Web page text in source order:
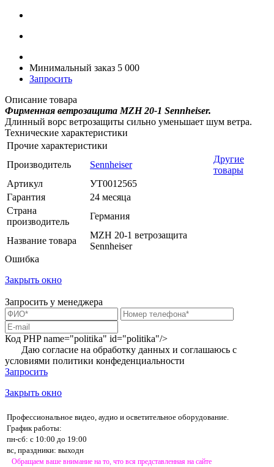
Минимальный заказ 5 000
Запросить
Описание товара
Фирменная ветрозащита MZH 20-1 Sennheiser.
Длинный ворс ветрозащиты сильно уменьшает шум ветра.
Технические характеристики
Прочие характеристики
Производитель
Sennheiser
Другие
товары
Артикул
УТ0012565
Гарантия
24 месяца
Страна
производитель
Германия
Название товара
MZH 20-1 ветрозащита
Sennheiser
Ошибка
Закрыть окно
Запросить у менеджера
Код PHPname="politika" id="politika"/>
Даю согласие на обработку данных и соглашаюсь с
условиями политики конфеденциальности
Запросить
Закрыть окно
Профессиональное видео, аудио и осветительное оборудование.
График работы:
пн-сб: с 10:00 до 19:00
вс, праздники: выходн
Обращаем ваше внимание на то, что вся представленная на сайте